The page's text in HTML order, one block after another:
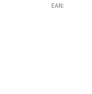
EAN: